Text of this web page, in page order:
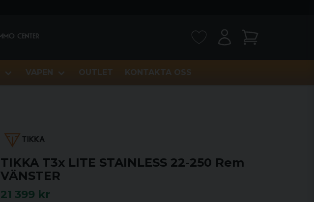
VAPEN OUTLET KONTAKTA OSS
TIKKA T3x LITE STAINLESS 22-250 Rem
VÄNSTER
21 399 kr